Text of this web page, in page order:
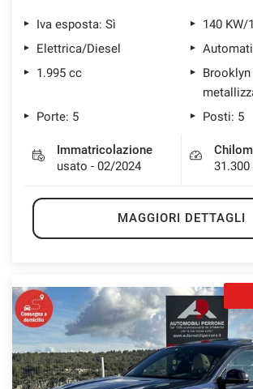
Iva esposta: Sì
140 KW/
Elettrica/Diesel
1.995 cc
Brooklyn
Porte: 5
Posti: 5
Immatricolazione
usato - 02/2024
31.300
MAGGIORI DETTAGLI